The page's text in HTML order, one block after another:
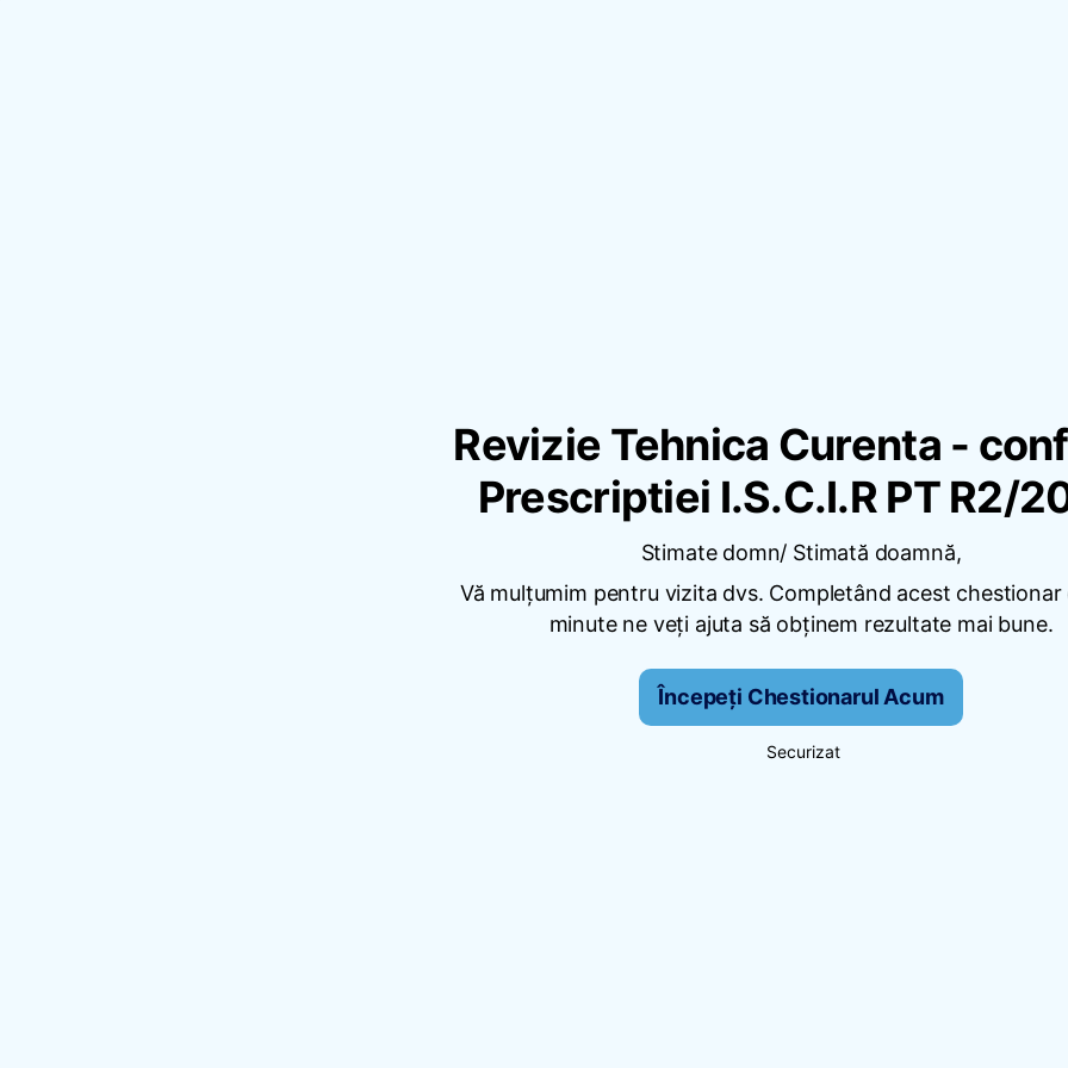
Revizie Tehnica Curenta -
Prescriptiei I.S.C.I.R PT R2/
Stimate domn/ Stimată doamnă,
Vă mulțumim pentru vizita dvs. Completând acest chestionar
minute ne veți ajuta să obținem rezultate mai bune.
Începeți Chestionarul Acum
Securizat